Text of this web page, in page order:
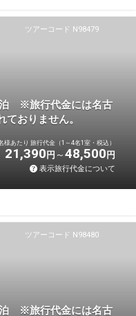
ツアーコード N98479
※旅行代金には名古
おりません。
様あたり 旅行代金（1～4名1室・税込）
21,390 円 48,500 円
表示旅行代金について
ツアーコード N98480
※旅行代金には名古